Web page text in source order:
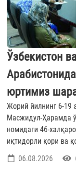
Ўзбекистон
юртимиз
Жорий йилнинг 6-19
Масжидул-Ҳарамда
номидаги 46-
иқтидорли қори ва
06.08.2026